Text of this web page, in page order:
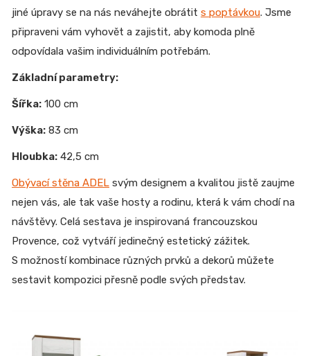
jiné úpravy se na nás neváhejte obrátit s poptávkou. Jsme
připraveni vám vyhovět a zajistit, aby komoda plně
odpovídala vašim individuálním potřebám.
Základní parametry:
Šířka: 100 cm
Výška: 83 cm
Hloubka: 42,5 cm
Obývací stěna ADEL svým designem a kvalitou jistě zaujme
nejen vás, ale tak vaše hosty a rodinu, která k vám chodí na
návštěvy. Celá sestava je inspirovaná francouzskou
Provence, což vytváří jedinečný estetický zážitek.
S možností kombinace různých prvků a dekorů můžete
sestavit kompozici přesně podle svých představ.